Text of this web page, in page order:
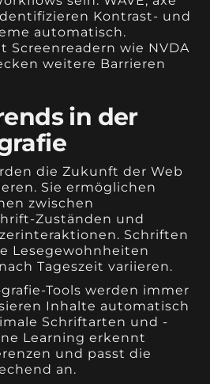
Kontrast- und
automatisch.
Screenreadern wie NVDA
weitere Barrieren
in der
die Zukunft der Web
Sie ermöglichen
zwischen
Zuständen und
Schriften
Lesegewohnheiten
Tageszeit variieren.
Tools werden immer
Inhalte automatisch
Schriftarten und -
Learning erkennt
und passt die
an.